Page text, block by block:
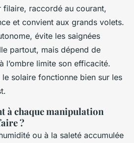
filaire, raccordé au courant,
et convient aux grands volets.
évite les saignées
partout, mais dépend de
l’ombre limite son efficacité.
solaire fonctionne bien sur les
à chaque manipulation
?
ou à la saleté accumulée